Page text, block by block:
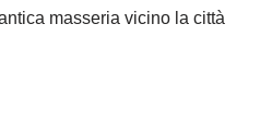
masseria vicino la città